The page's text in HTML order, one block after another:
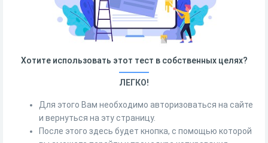
Хотите использовать этот тест в собственных целях?
ЛЕГКО!
Для этого Вам необходимо авторизоваться на сайте
и вернуться на эту страницу.
После этого здесь будет кнопка, с помощью которой